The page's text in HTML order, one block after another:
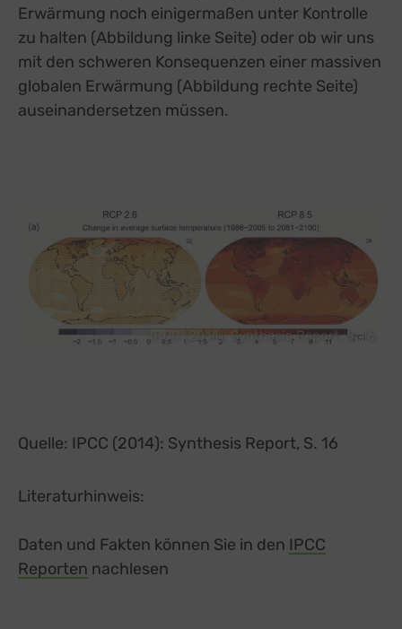
Erwärmung noch einigermaßen unter Kontrolle
zu halten (Abbildung linke Seite) oder ob wir uns
mit den schweren Konsequenzen einer massiven
globalen Erwärmung (Abbildung rechte Seite)
auseinandersetzen müssen.
IPCC (2014): Synthesis Report, S. 16
Quelle: IPCC (2014): Synthesis Report, S. 16
Literaturhinweis:
Daten und Fakten können Sie in den IPCC
Reporten external link, opens in a new tab
nachlesen